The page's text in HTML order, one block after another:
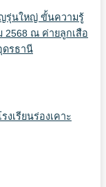
รุ่นใหญ่ ขั้นความรู้
2568 ณ ค่ายลูกเสือ
ดรธานี
เรียนร่องเคาะ